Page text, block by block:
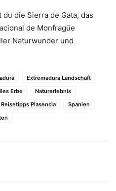
die Sierra de Gata, das
de Monfragüe
Naturwunder und
Extremadura Landschaft
Erbe
Naturerlebnis
Reisetipps Plasencia
Spanien